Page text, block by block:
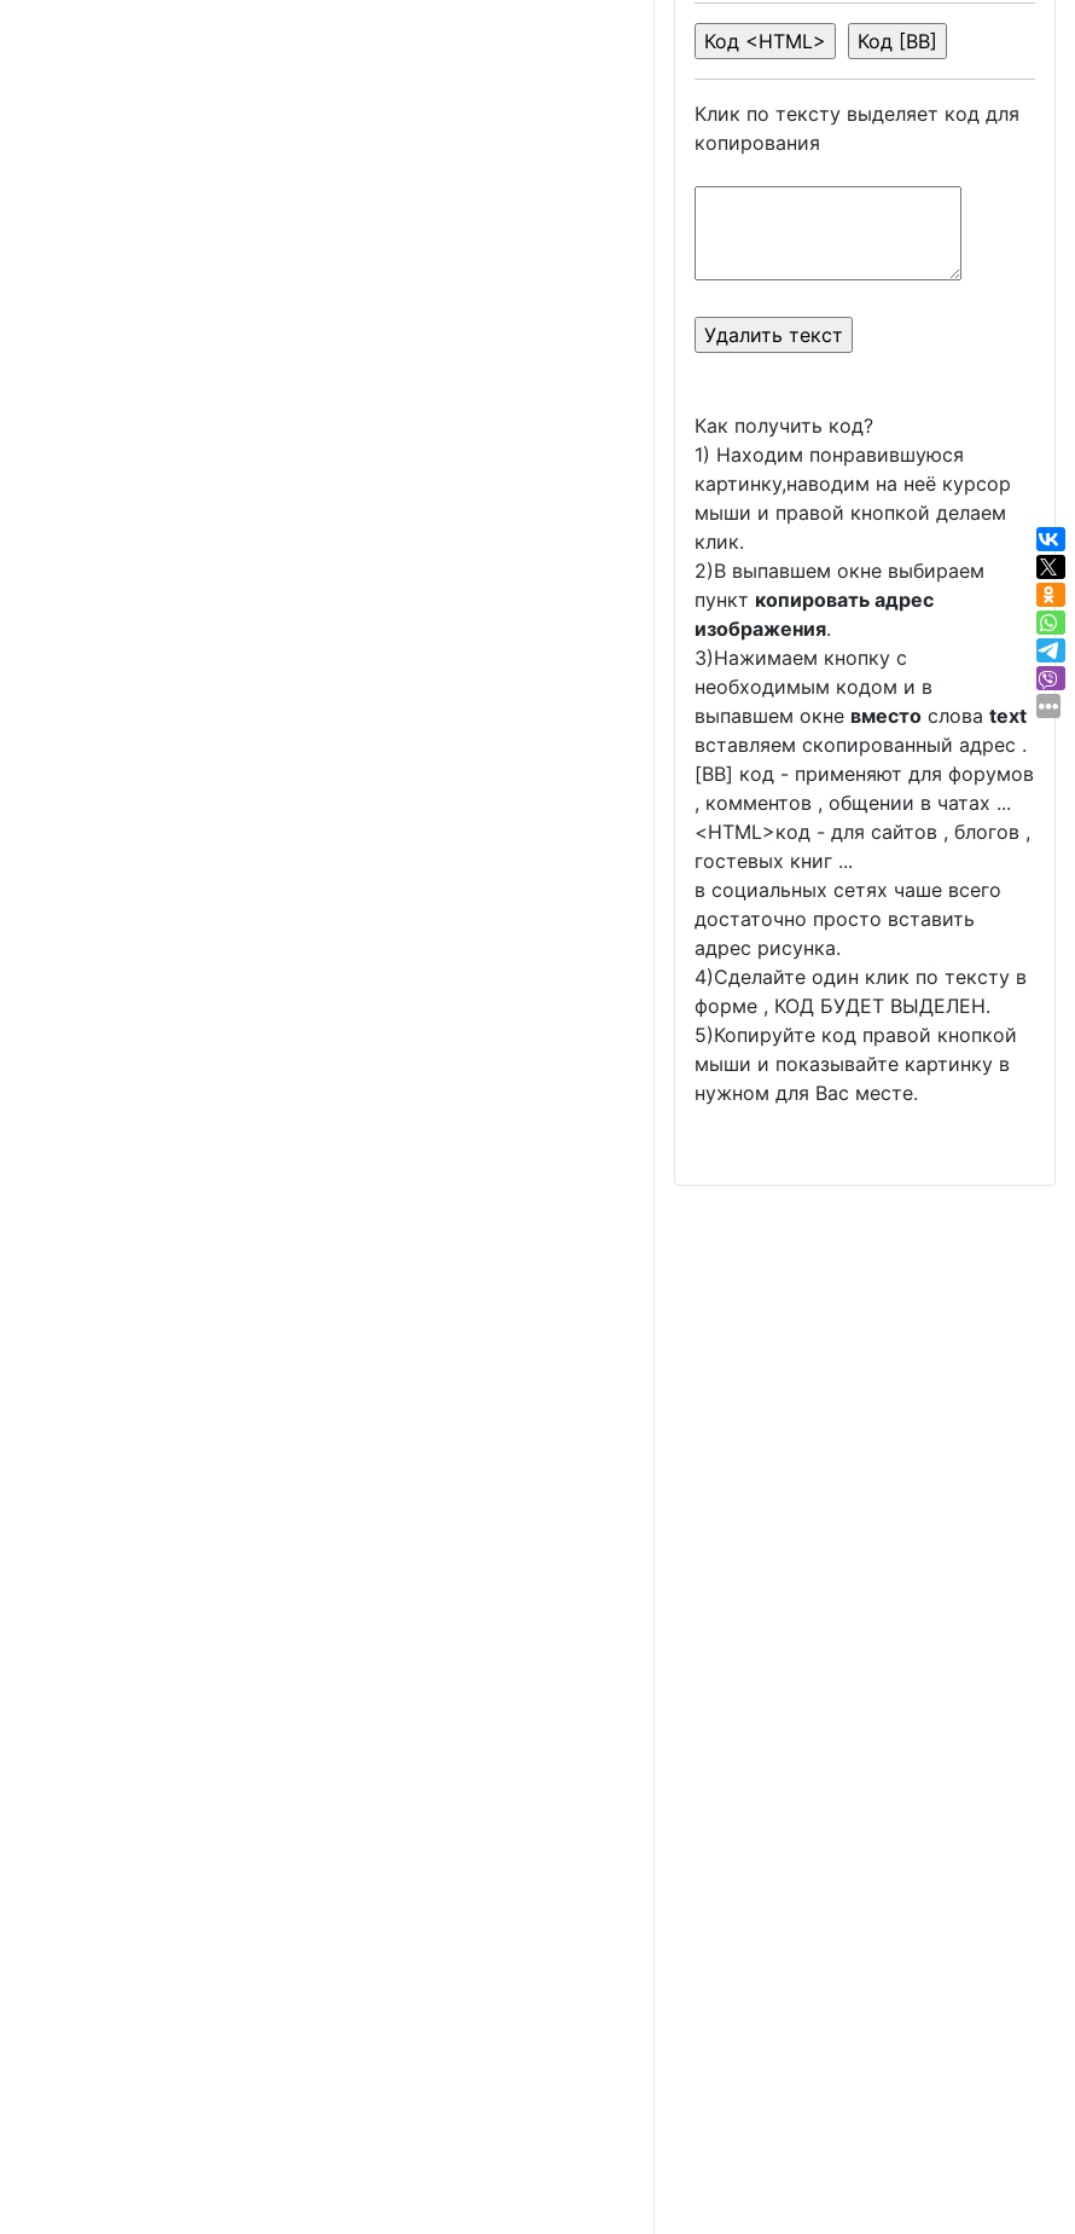
Клик по тексту выделяет код для
копирования
Как получить код?
1) Находим понравившуюся
картинку,наводим на неё курсор
мыши и правой кнопкой делаем
клик.
2)В выпавшем окне выбираем
пункт копировать адрес
изображения.
3)Нажимаем кнопку с
необходимым кодом и в
выпавшем окне вместо слова text
вставляем скопированный адрес .
[BB] код - применяют для форумов
, комментов , общении в чатах ...
<HTML>код - для сайтов , блогов ,
гостевых книг ...
в социальных сетях чаше всего
достаточно просто вставить
адрес рисунка.
4)Сделайте один клик по тексту в
форме , КОД БУДЕТ ВЫДЕЛЕН.
5)Копируйте код правой кнопкой
мыши и показывайте картинку в
нужном для Вас месте.